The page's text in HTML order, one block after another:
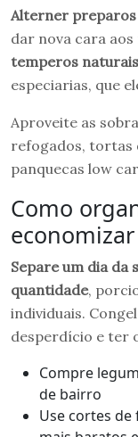
Alterner preparos
dar nova cara
temperos naturais
especiarias, que
Aproveite as
refogados, tortas
panquecas low
Como
Separe um dia da
quantidade,
individuais.
desperdício e ter
Compre
de bairro
Use cortes